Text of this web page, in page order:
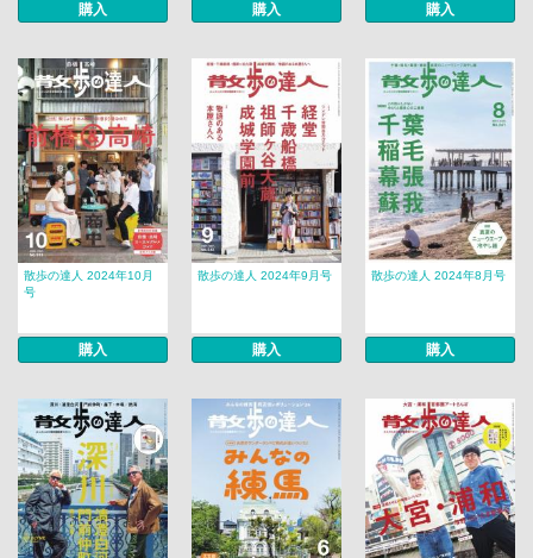
購入 購入 購入
散歩の達人 2024年10月
号
購入
散歩の達人 2024年9月号
購入
散歩の達人 2024年8月号
購入